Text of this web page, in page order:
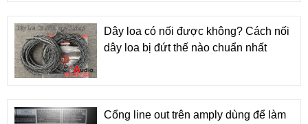
Dây loa có nối được không? Cách nối
dây loa bị đứt thế nào chuẩn nhất
Cổng line out trên amply dùng để làm